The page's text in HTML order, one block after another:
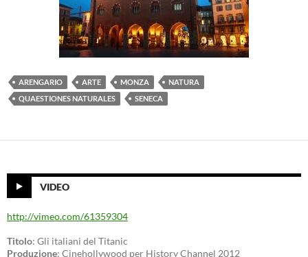
ARENGARIO ARTE MONZA
NATURA
QUAESTIONES NATURALES
SENECA
VIDEO
http://vimeo.com/61359304
Titolo: Gli italiani del Titanic
Produzione: Cinehollywood per History Channel 2012